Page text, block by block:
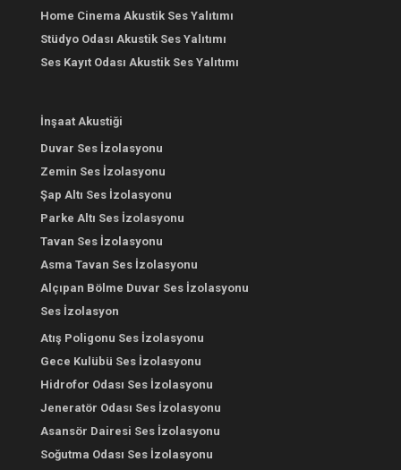
Home Cinema Akustik Ses Yalıtımı
Stüdyo Odası Akustik Ses Yalıtımı
Ses Kayıt Odası Akustik Ses Yalıtımı
İnşaat Akustiği
Duvar Ses İzolasyonu
Zemin Ses İzolasyonu
Şap Altı Ses İzolasyonu
Parke Altı Ses İzolasyonu
Tavan Ses İzolasyonu
Asma Tavan Ses İzolasyonu
Alçıpan Bölme Duvar Ses İzolasyonu
Ses İzolasyon
Atış Poligonu Ses İzolasyonu
Gece Kulübü Ses İzolasyonu
Hidrofor Odası Ses İzolasyonu
Jeneratör Odası Ses İzolasyonu
Asansör Dairesi Ses İzolasyonu
Soğutma Odası Ses İzolasyonu